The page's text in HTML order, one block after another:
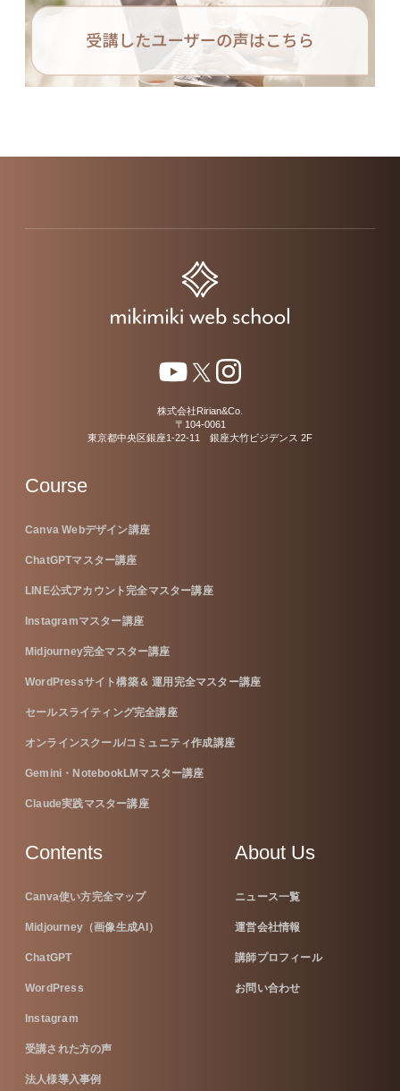
株式会社Ririan&Co.
〒104-0061
東京都中央区銀座1-22-11 銀座大竹ビジデンス 2F
Course
Canva Webデザイン講座
ChatGPTマスター講座
LINE公式アカウント完全マスター講座
Instagramマスター講座
Midjourney完全マスター講座
WordPressサイト構築＆ 運用完全マスター講座
セールスライティング完全講座
オンラインスクール/コミュニティ作成講座
Gemini・NotebookLMマスター講座
Claude実践マスター講座
Contents
Canva使い方完全マップ
Midjourney（画像生成AI）
ChatGPT
WordPress
Instagram
受講された方の声
法人様導入事例
About Us
ニュース一覧
運営会社情報
講師プロフィール
お問い合わせ